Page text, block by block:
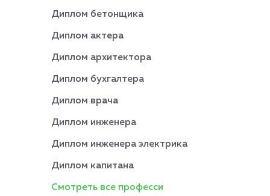
Диплом бетонщика
Диплом актера
Диплом архитектора
Диплом бухгалтера
Диплом врача
Диплом инженера
Диплом инженера электрика
Диплом капитана
Смотреть все професси